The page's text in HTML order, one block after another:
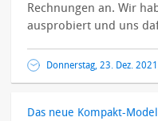
Rechnungen an. Wir
ausprobiert und uns
Donnerstag, 23. Dez.
Das neue Kompakt-